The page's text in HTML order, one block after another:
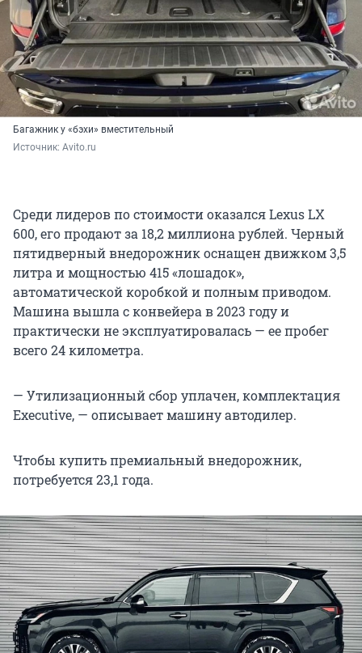
Багажник у «бэхи» вместительный
Источник: Avito.ru
Среди лидеров по стоимости оказался Lexus LX
600, его продают за 18,2 миллиона рублей. Черный
пятидверный внедорожник оснащен движком 3,5
литра и мощностью 415 «лошадок»,
автоматической коробкой и полным приводом.
Машина вышла с конвейера в 2023 году и
практически не эксплуатировалась — ее пробег
всего 24 километра.
— Утилизационный сбор уплачен, комплектация
Executive, — описывает машину автодилер.
Чтобы купить премиальный внедорожник,
потребуется 23,1 года.